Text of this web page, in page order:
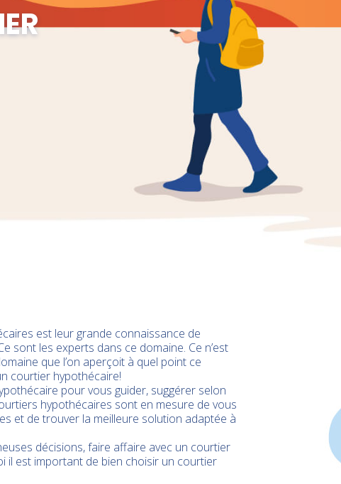
est leur grande connaissance de
sont les experts dans ce domaine. Ce n’est
que l’on aperçoit à quel point ce
courtier hypothécaire!
pour vous guider, suggérer selon
hypothécaires sont en mesure de vous
et de trouver la meilleure solution adaptée à
décisions, faire affaire avec un courtier
il est important de bien choisir un courtier